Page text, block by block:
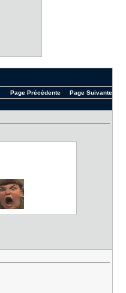
Page Suivante
Page Précédente